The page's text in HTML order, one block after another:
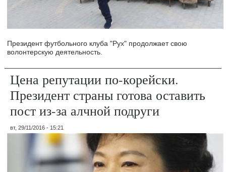
Президент футбольного клуба "Рух" продолжает свою
волонтерскую деятельность.
Цена репутации по-корейски.
Президент страны готова оставить
пост из-за алчной подруги
вт, 29/11/2016 - 15:21